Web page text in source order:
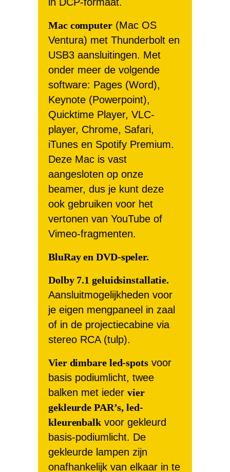
Mac computer(Mac OS
Ventura) met Thunderbolt en
USB3 aansluitingen. Met
onder meer de volgende
software: Pages (Word),
Keynote (Powerpoint),
Quicktime Player, VLC-
player, Chrome, Safari,
iTunes en Spotify Premium.
Deze Mac is vast
aangesloten op onze
beamer, dus je kunt deze
ook gebruiken voor het
vertonen van YouTube of
Vimeo-fragmenten.
BluRay en DVD-speler.
Dolby 7.1 geluidsinstallatie.
Aansluitmogelijkheden voor
je eigen mengpaneel in zaal
of in de projectiecabine via
stereo RCA (tulp).
Vier dimbare led-spotsvoor
basis podiumlicht, twee
balken met ieder vier
gekleurde PAR’s, led-
kleurenbalkvoor gekleurd
basis-podiumlicht. De
gekleurde lampen zijn
onafhankelijk van elkaar in te